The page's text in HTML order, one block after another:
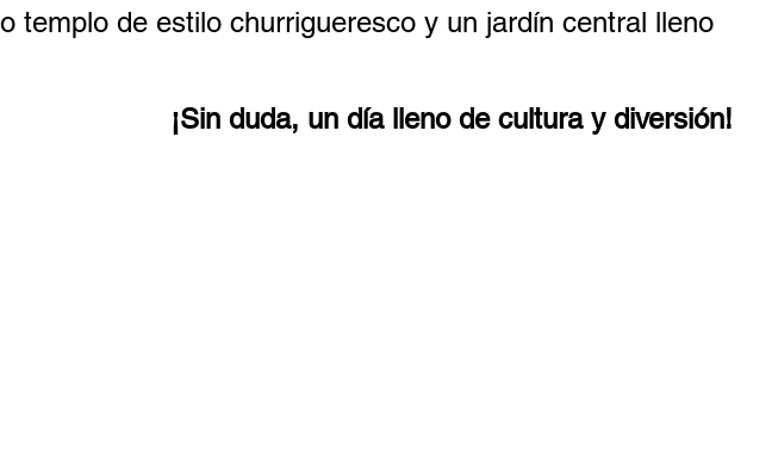
templo de estilo churrigueresco y un jardín central lleno
¡Sin duda, un día lleno de cultura y diversión!